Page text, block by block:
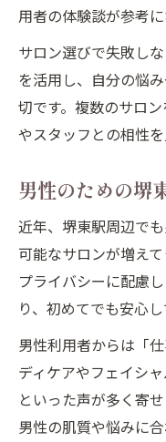
用者の体験談が参考に
サロン選びで失敗し
を活用し、自分の悩
切です。複数のサロ
やスタッフとの相性を
男性のための堺
近年、堺東駅周辺で
可能なサロンが増え
プライバシーに配慮
り、初めてでも安心し
男性利用者からは「
ディケアやフェイシ
といった声が多く寄
男性の肌質や悩みに